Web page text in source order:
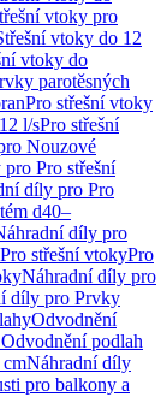
vtoky pro
vtoky do 12
vtoky do
parotěsných
Pro střešní vtoky
l/sPro střešní
Nouzové
Pro střešní
díly pro Pro
d40–
díly pro
střešní vtokyPro
Náhradní díly pro
díly pro Prvky
Odvodnění
podlah
Náhradní díly
pro balkony a